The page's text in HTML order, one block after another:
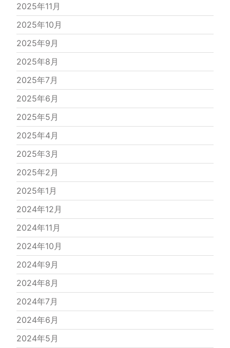
2025年11月
2025年10月
2025年9月
2025年8月
2025年7月
2025年6月
2025年5月
2025年4月
2025年3月
2025年2月
2025年1月
2024年12月
2024年11月
2024年10月
2024年9月
2024年8月
2024年7月
2024年6月
2024年5月